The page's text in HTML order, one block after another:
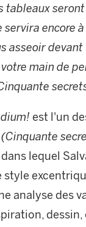
tableaux
encore
asseoir
main de
est l'un
lequel
style
analyse des